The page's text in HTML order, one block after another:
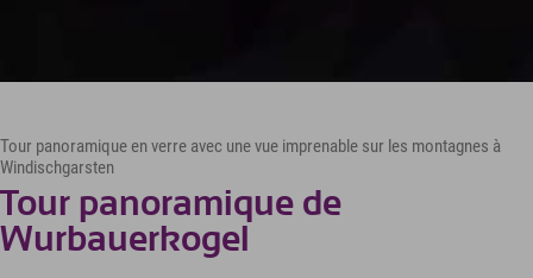
Tour panoramique en verre avec une vue imprenable sur les montagnes à
Windischgarsten
Tour panoramique de
Wurbauerkogel